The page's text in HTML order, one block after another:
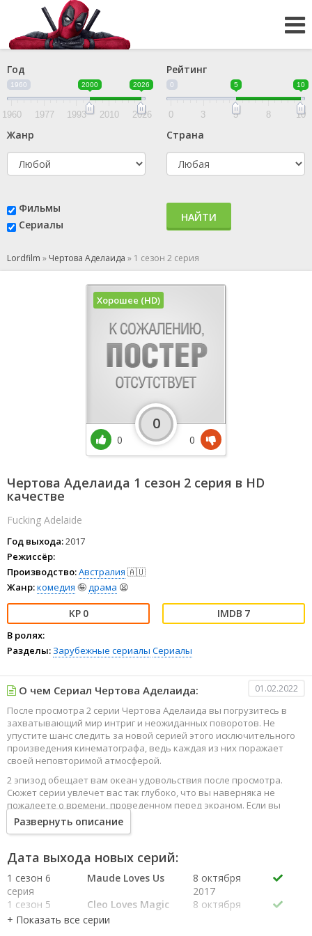
Год
1960 2000 2026
1960 1977 1993 2010 2026
Рейтинг
0 5 10
0 3 5 8 10
Жанр Страна
Фильмы
Сериалы
НАЙТИ
Lordfilm » Чертова Аделаида » 1 сезон 2 серия
Чертова Аделаида 1 сезон 2 серия в HD
качестве
Fucking Adelaide
Год выхода:2017
Режиссёр:
Производство:Австралия 🇦🇺
Жанр:комедия 🤪драма 😫
0 7
В ролях:
Разделы: Зарубежные сериалы Сериалы
Хорошее (HD)
0
0
0
О чем Сериал Чертова Аделаида: 01.02.2022
После просмотра 2 серии Чертова Аделаида вы погрузитесь в
захватывающий мир интриг и неожиданных поворотов. Не
упустите шанс следить за новой серией этого исключительного
произведения кинематографа, ведь каждая из них поражает
своей неповторимой атмосферой.
2 эпизод обещает вам океан удовольствия после просмотра.
Сюжет серии увлечет вас так глубоко, что вы наверняка не
пожалеете о времени, проведенном перед экраном. Если вы
жаждете наслаждаться онлайн этим сериалом в высоком
качестве HD, то ваш выбор будет весьма правильным. Каждый
событиями, но и яркими, запоминающимися героями, которые
надолго останутся в вашей памяти.
Погрузитесь в мир эмоций и приключений, наслаждайтесь этим
искусством, созданным великими мастерами кинематографии
специально для вас!
Развернуть описание
Дата выхода новых серий:
1 сезон 6
серия
Maude Loves Us
8 октября
2017
1 сезон 5
серия
Cleo Loves Magic
8 октября
Toby Loves